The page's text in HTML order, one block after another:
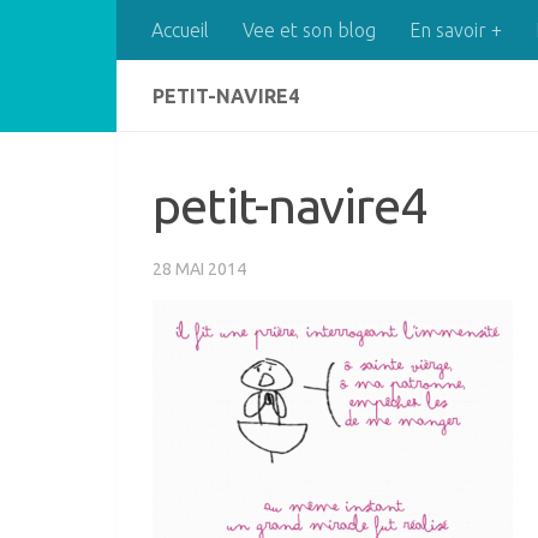
Skip to contentAccueil Vee et son blog En savoir +
PETIT-NAVIRE4
petit-navire4
28 MAI 2014